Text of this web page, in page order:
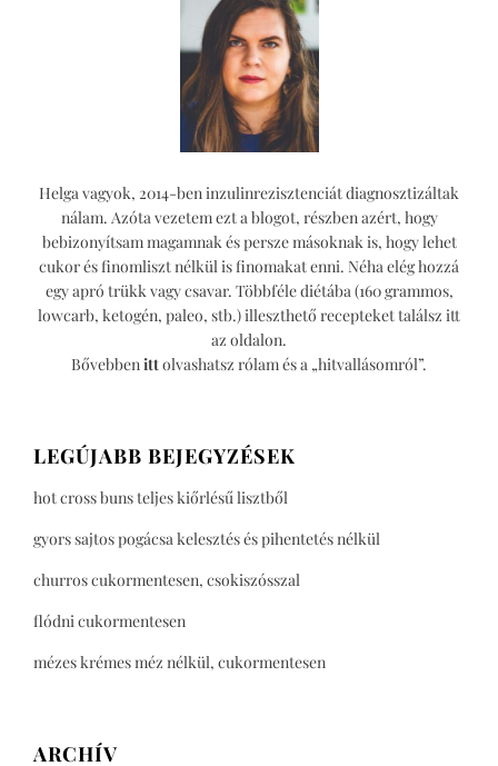
Helga vagyok, 2014-ben inzulinrezisztenciát diagnosztizáltak
nálam. Azóta vezetem ezt a blogot, részben azért, hogy
bebizonyítsam magamnak és persze másoknak is, hogy lehet
cukor és finomliszt nélkül is finomakat enni. Néha elég hozzá
egy apró trükk vagy csavar. Többféle diétába (160 grammos,
lowcarb, ketogén, paleo, stb.) illeszthető recepteket találsz itt
az oldalon.
Bővebben ittolvashatsz rólam és a „hitvallásomról”.
LEGÚJABB BEJEGYZÉSEK
hot cross buns teljes kiőrlésű lisztből
gyors sajtos pogácsa kelesztés és pihentetés nélkül
churros cukormentesen, csokiszósszal
flódni cukormentesen
mézes krémes méz nélkül, cukormentesen
ARCHÍV